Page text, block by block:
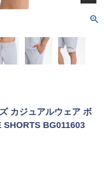
カジュアルウェア ボ
SHORTS BG011603